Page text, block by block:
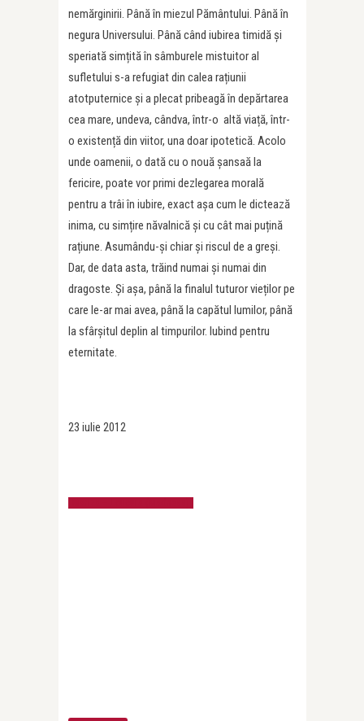
nemărginirii. Până în miezul Pământului. Până în
negura Universului. Până când iubirea timidă și
speriată simțită în sâmburele mistuitor al
sufletului s-a refugiat din calea rațiunii
atotputernice și a plecat pribeagă în depărtarea
cea mare, undeva, cândva, într-o altă viață, într-
o existență din viitor, una doar ipotetică. Acolo
unde oamenii, o dată cu o nouă șansaă la
fericire, poate vor primi dezlegarea morală
pentru a trâi în iubire, exact așa cum le dictează
inima, cu simțire năvalnică și cu cât mai puțină
rațiune. Asumându-și chiar și riscul de a greși.
Dar, de data asta, trăind numai și numai din
dragoste. Și așa, până la finalul tuturor vieților pe
care le-ar mai avea, până la capătul lumilor, până
la sfârșitul deplin al timpurilor. Iubind pentru
eternitate.
23 iulie 2012